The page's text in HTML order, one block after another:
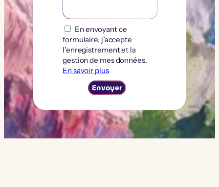
En envoyant ce
formulaire, j’accepte
l’enregistrement et la
gestion de mes données.
En savoir plus